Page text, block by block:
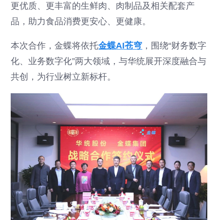
更优质、更丰富的生鲜肉、肉制品及相关配套产
品，助力食品消费更安心、更健康。
本次合作，金蝶将依托金蝶AI苍穹 ，围绕“财务数字
化、业务数字化”两大领域，与华统展开深度融合与
共创，为行业树立新标杆。